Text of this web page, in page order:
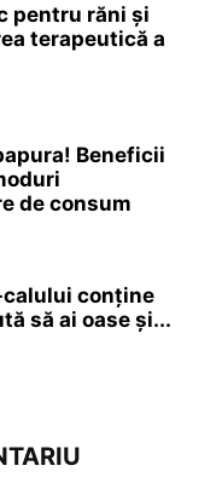
pentru răni și
terapeutică a
Beneficii
de consum
conține
să ai oase și...